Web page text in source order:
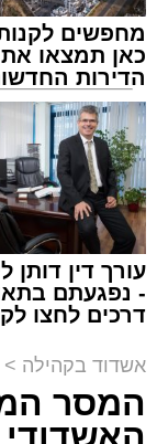
המרכז למורשת
מנהל האתר / 10:42 06.08.26
תגים:המרכז
ימים ספורים
בפעילויות
מלכה על ידי
העיר הרב אבי
'מהות' בראשות
מחפשים
כאן תמצאו
הדירות
למכירה
עורך דין דותן
- נפגעתם
דרכים לחצו
אשדוד בקהילה >
המסר